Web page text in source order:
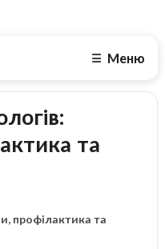
☰ Меню
та
профілактика та